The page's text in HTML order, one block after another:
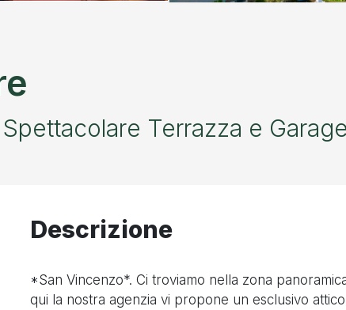
Terrazza e Garage
Descrizione
*San Vincenzo*. Ci troviamo nella zona
qui la nostra agenzia vi propone un esclusivo